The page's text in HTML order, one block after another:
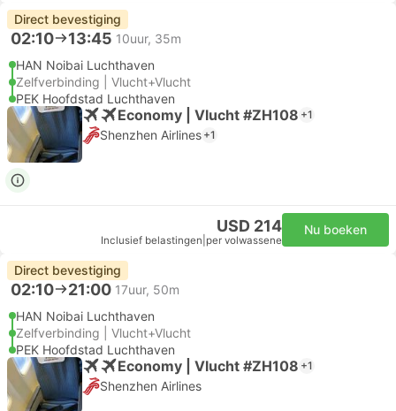
Direct bevestiging
02:10 13:45 10uur, 35m
HAN Noibai Luchthaven
Zelfverbinding | Vlucht+Vlucht
PEK Hoofdstad Luchthaven
Economy | Vlucht #ZH108 +1
Shenzhen Airlines +1
USD 214
Inclusief belastingen per volwassene
Nu boeken
Direct bevestiging
02:10 21:00 17uur, 50m
HAN Noibai Luchthaven
Zelfverbinding | Vlucht+Vlucht
PEK Hoofdstad Luchthaven
Economy | Vlucht #ZH108 +1
Shenzhen Airlines